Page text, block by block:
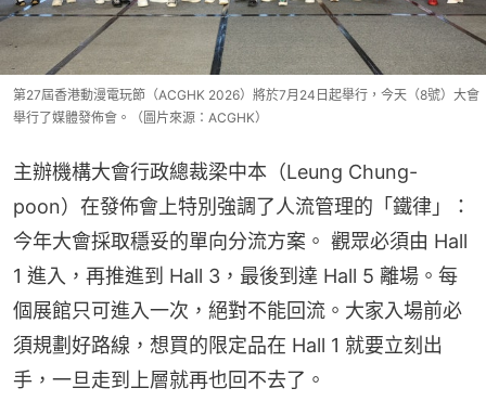
第27屆香港動漫電玩節（ACGHK 2026）將於7月24日起舉行，今天（8號）大會
舉行了媒體發佈會。（圖片來源：ACGHK）
主辦機構大會行政總裁梁中本（Leung Chung-
poon）在發佈會上特別強調了人流管理的「鐵律」：
今年大會採取穩妥的單向分流方案。 觀眾必須由 Hall
1 進入，再推進到 Hall 3，最後到達 Hall 5 離場。每
個展館只可進入一次，絕對不能回流。大家入場前必
須規劃好路線，想買的限定品在 Hall 1 就要立刻出
手，一旦走到上層就再也回不去了。